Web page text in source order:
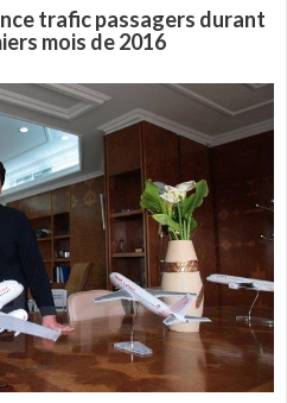
trafic passagers durant
mois de 2016